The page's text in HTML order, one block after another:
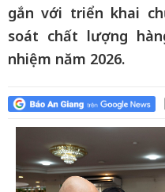
gắn với triển khai
soát chất lượng
nhiệm năm 2026.